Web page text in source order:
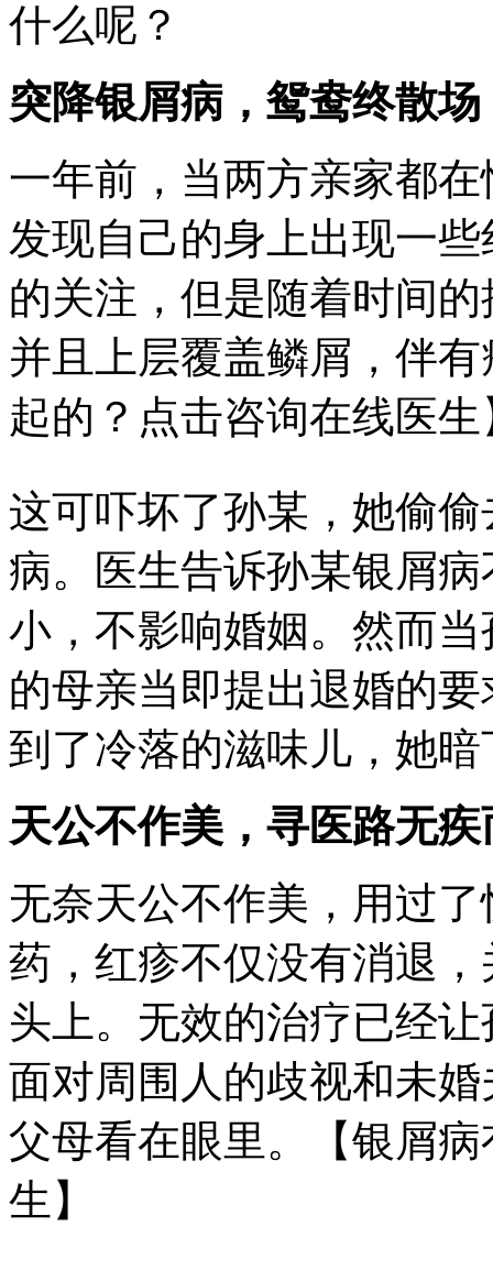
什么呢？
突降银屑病，鸳鸯终散场
一年前，当两方亲家都
发现自己的身上出现一
的关注，但是随着时间
并且上层覆盖鳞屑，伴
起的？点击咨询在线医生
这可吓坏了孙某，她偷
病。医生告诉孙某银屑
小，不影响婚姻。然而
的母亲当即提出退婚的
到了冷落的滋味儿，她
天公不作美，寻医路无疾
无奈天公不作美，用过
药，红疹不仅没有消退
头上。无效的治疗已经
面对周围人的歧视和未
父母看在眼里。【银屑
生】